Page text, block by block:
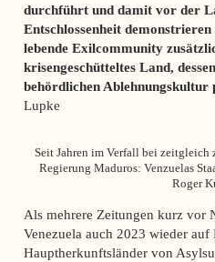
durchführt und damit vor der
Entschlossenheit
lebende Exilcommunity
krisengeschütteltes Land,
behördlichen Ablehnungskultur
Lupke
Seit Jahren im Verfall bei zeitgleich
Regierung Maduros: Venzuelas
Roger
Als mehrere Zeitungen kurz vor
Venezuela auch 2023 wieder auf
Hauptherkunftsländer von